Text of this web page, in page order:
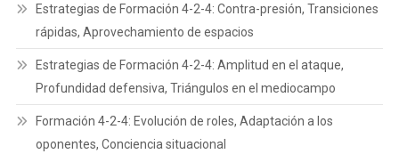
Estrategias de Formación 4-2-4: Contra-presión, Transiciones
rápidas, Aprovechamiento de espacios
Estrategias de Formación 4-2-4: Amplitud en el ataque,
Profundidad defensiva, Triángulos en el mediocampo
Formación 4-2-4: Evolución de roles, Adaptación a los
oponentes, Conciencia situacional